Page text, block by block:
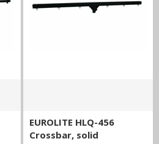
EUROLITE HLQ-456
Crossbar, solid